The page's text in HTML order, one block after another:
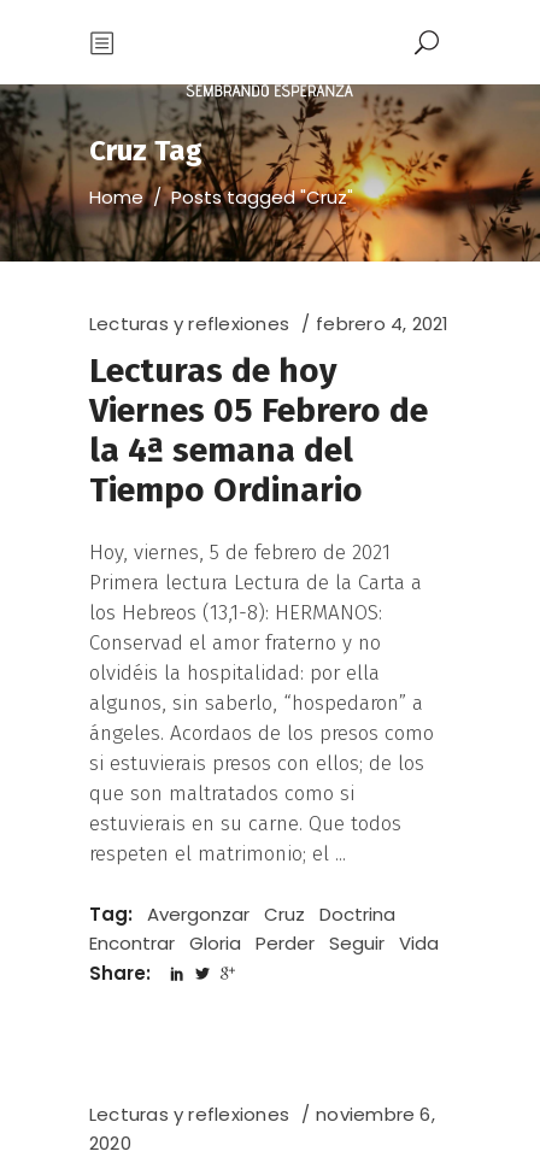
Cruz Tag
Home/Posts tagged "Cruz"
Lecturas y reflexiones febrero 4, 2021
Lecturas de hoy
Viernes 05 Febrero de
la 4ª semana del
Tiempo Ordinario
Hoy, viernes, 5 de febrero de 2021
Primera lectura Lectura de la Carta a
los Hebreos (13,1-8): HERMANOS:
Conservad el amor fraterno y no
olvidéis la hospitalidad: por ella
algunos, sin saberlo, “hospedaron” a
ángeles. Acordaos de los presos como
si estuvierais presos con ellos; de los
que son maltratados como si
estuvierais en su carne. Que todos
respeten el matrimonio; el
Tag: Avergonzar Cruz
Doctrina
Encontrar Gloria Perder Seguir Vida
Share:
Lecturas y reflexiones
noviembre 6,
2020